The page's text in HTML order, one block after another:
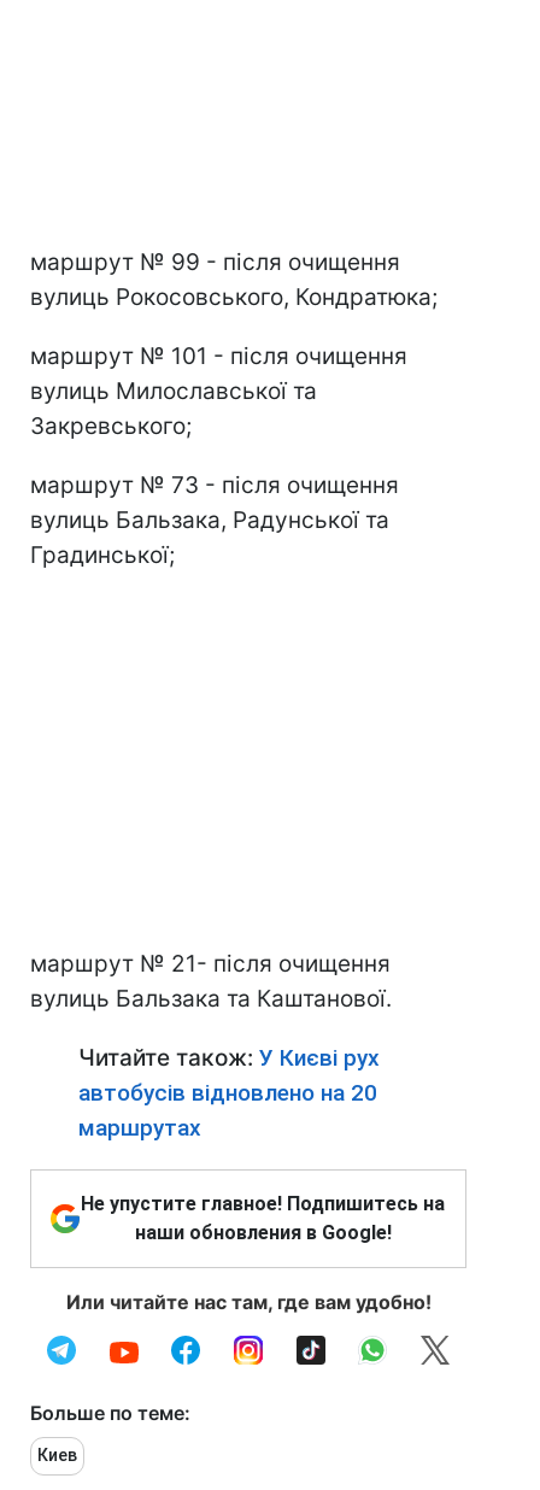
маршрут № 99 - після очищення
вулиць Рокосовського, Кондратюка;
маршрут № 101 - після очищення
вулиць Милославської та
Закревського;
маршрут № 73 - після очищення
вулиць Бальзака, Радунської та
Градинської;
маршрут № 21- після очищення
вулиць Бальзака та Каштанової.
Читайте також: У Києві рух
автобусів відновлено на 20
маршрутах
Не упустите главное! Подпишитесь на
наши обновления в Google!
Или читайте нас там, где вам удобно!
Больше по теме:
Киев